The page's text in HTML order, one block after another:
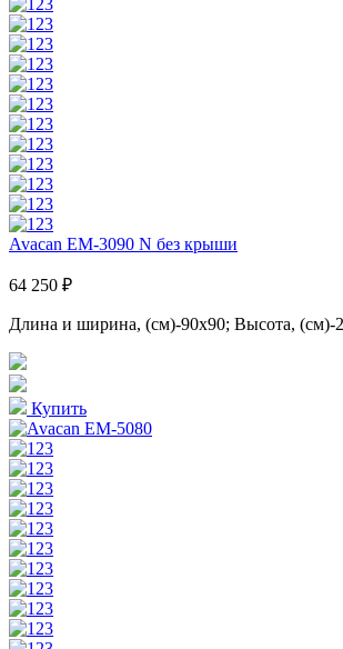
Avacan EM-3090 N без крыши
64 250 ₽
Длина и ширина, (см)-90x90; Высота, (см)-
Купить